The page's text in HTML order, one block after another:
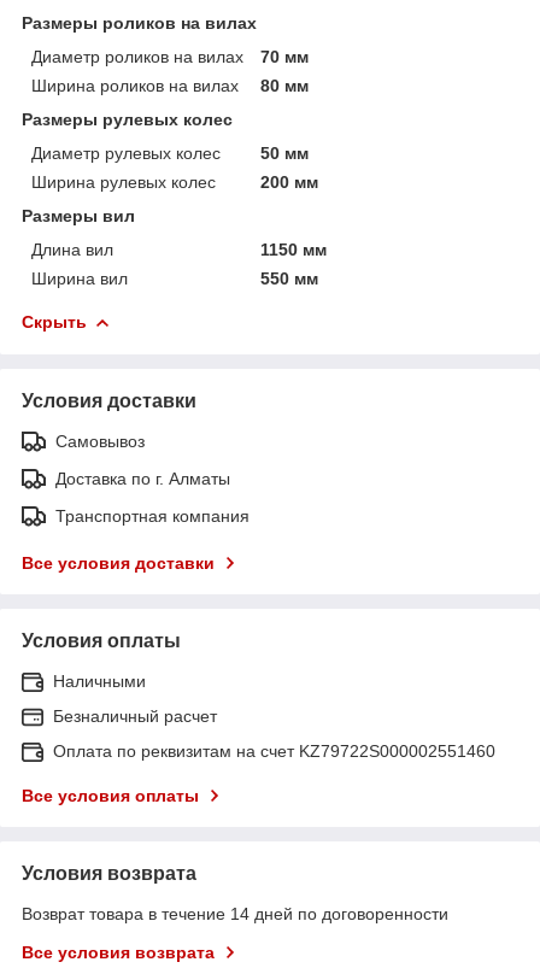
Размеры роликов на вилах
Диаметр роликов на вилах
70 мм
Ширина роликов на вилах
80 мм
Размеры рулевых колес
Диаметр рулевых колес
50 мм
Ширина рулевых колес
200 мм
Размеры вил
Длина вил
1150 мм
Ширина вил
550 мм
Скрыть
Условия доставки
Самовывоз
Доставка по г. Алматы
Транспортная компания
Все условия доставки
Условия оплаты
Наличными
Безналичный расчет
Оплата по реквизитам на счет KZ79722S000002551460
Все условия оплаты
Условия возврата
Возврат товара в течение 14 дней по договоренности
Все условия возврата